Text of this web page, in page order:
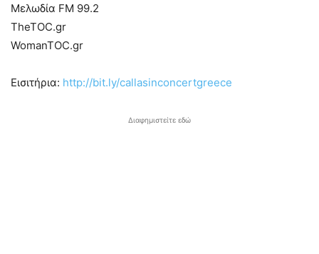
Μελωδία FM 99.2
TheTOC.gr
WomanTOC.gr
Εισιτήρια: http://bit.ly/callasinconcertgreece
Διαφημιστείτε εδώ